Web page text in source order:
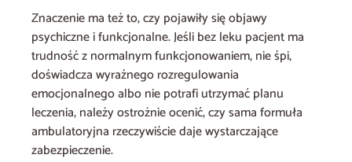
Znaczenie ma też to, czy pojawiły się objawy
psychiczne i funkcjonalne. Jeśli bez leku pacjent ma
trudność z normalnym funkcjonowaniem, nie śpi,
doświadcza wyraźnego rozregulowania
emocjonalnego albo nie potrafi utrzymać planu
leczenia, należy ostrożnie ocenić, czy sama formuła
ambulatoryjna rzeczywiście daje wystarczające
zabezpieczenie.